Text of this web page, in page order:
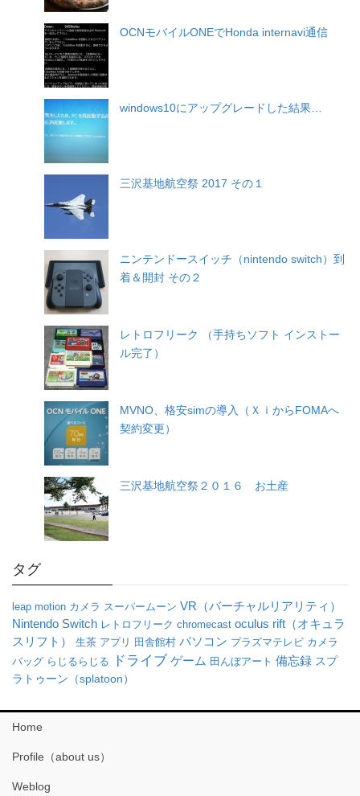
OCNモバイルONEでHonda internavi通信
windows10にアップグレードした結果…
三沢基地航空祭 2017 その１
ニンテンドースイッチ（nintendo switch）到
着＆開封 その２
レトロフリーク （手持ちソフト インストー
ル完了）
MVNO、格安simの導入（ＸｉからFOMAへ
契約変更）
三沢基地航空祭２０１６ お土産
タグ
leap motion カメラ スーパームーン VR（バーチャルリアリティ）
Nintendo Switch レトロフリーク chromecast oculus rift（オキュラ
スリフト）
生茶 アプリ 田舎館村 パソコン プラズマテレビ カメラ
バッグ らじるらじる ドライブ ゲーム 田んぼアート 備忘録 スプ
ラトゥーン（splatoon）
Home
Profile（about us）
Weblog